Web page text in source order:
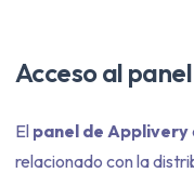
Acceso al
El panel de Applivery
relacionado con la